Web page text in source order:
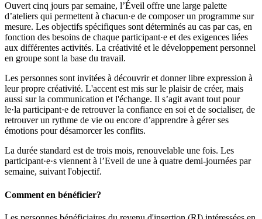
Ouvert cinq jours par semaine, l’Éveil offre une large palette
d’ateliers qui permettent à chacun·e de composer un programme sur
mesure. Les objectifs spécifiques sont déterminés au cas par cas, en
fonction des besoins de chaque participant·e et des exigences liées
aux différentes activités. La créativité et le développement personnel
en groupe sont la base du travail.
Les personnes sont invitées à découvrir et donner libre expression à
leur propre créativité. L'accent est mis sur le plaisir de créer, mais
aussi sur la communication et l'échange. Il s’agit avant tout pour
le·la participant·e de retrouver la confiance en soi et de socialiser, de
retrouver un rythme de vie ou encore d’apprendre à gérer ses
émotions pour désamorcer les conflits.
La durée standard est de trois mois, renouvelable une fois. Les
participant·e·s viennent à l’Eveil de une à quatre demi-journées par
semaine, suivant l'objectif.
Comment en bénéficier?